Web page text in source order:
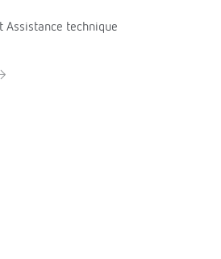
Assistance technique